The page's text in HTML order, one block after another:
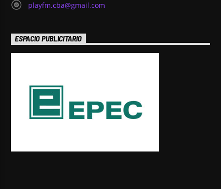
playfm.cba@gmail.com
ESPACIO PUBLICITARIO